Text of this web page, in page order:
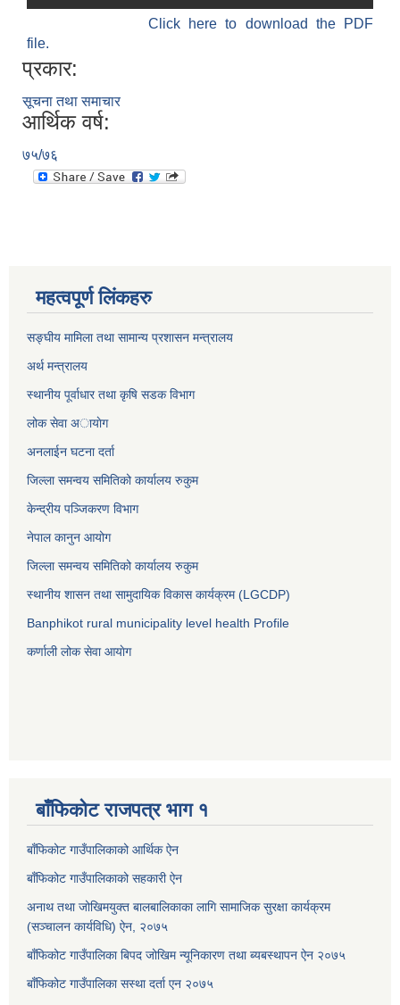
Click here to download the PDF
file.
प्रकार:
सूचना तथा समाचार
आर्थिक वर्ष:
७५/७६
महत्वपूर्ण लिंकहरु
सङ्घीय मामिला तथा सामान्य प्रशासन मन्त्रालय
अर्थ मन्त्रालय
स्थानीय पूर्वाधार तथा कृषि सडक विभाग
लोक सेवा अायाेग
अनलाईन घटना दर्ता
जिल्ला समन्वय समितिको कार्यालय रुकुम
केन्द्रीय पञ्जिकरण विभाग
नेपाल कानुन आयोग
जिल्ला समन्वय समितिको कार्यालय रुकुम
स्थानीय शासन तथा सामुदायिक विकास कार्यक्रम (LGCDP)
Banphikot rural municipality level health Profile
कर्णाली लोक सेवा आयाेग
बाँफिकोट राजपत्र भाग १
बाँफिकोट गाउँपालिकाको आर्थिक ऐन
बाँफिकोट गाउँपालिकाको सहकारी ऐन
अनाथ तथा जोखिमयुक्त बालबालिकाका लागि सामाजिक सुरक्षा कार्यक्रम
(सञ्चालन कार्यविधि) ऐन, २०७५
बाँफिकोट गाउँपालिका बिपद जोखिम न्यूनिकारण तथा ब्यबस्थापन ऐन २०७५
बाँफिकोट गाउँपालिका सस्था दर्ता एन २०७५